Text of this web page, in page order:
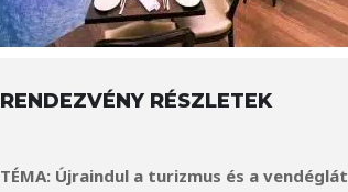
RENDEZVÉNY RÉSZLETEK
TÉMA: Újraindul a turizmus és a